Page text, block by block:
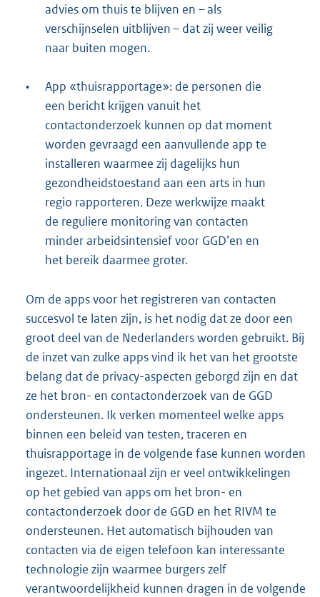
advies om thuis te blijven en – als
verschijnselen uitblijven – dat zij weer veilig
naar buiten mogen.
•
App «thuisrapportage»: de personen die
een bericht krijgen vanuit het
contactonderzoek kunnen op dat moment
worden gevraagd een aanvullende app te
installeren waarmee zij dagelijks hun
gezondheidstoestand aan een arts in hun
regio rapporteren. Deze werkwijze maakt
de reguliere monitoring van contacten
minder arbeidsintensief voor GGD’en en
het bereik daarmee groter.
Om de apps voor het registreren van contacten
succesvol te laten zijn, is het nodig dat ze door een
groot deel van de Nederlanders worden gebruikt. Bij
de inzet van zulke apps vind ik het van het grootste
belang dat de privacy-aspecten geborgd zijn en dat
ze het bron- en contactonderzoek van de GGD
ondersteunen. Ik verken momenteel welke apps
binnen een beleid van testen, traceren en
thuisrapportage in de volgende fase kunnen worden
ingezet. Internationaal zijn er veel ontwikkelingen
op het gebied van apps om het bron- en
contactonderzoek door de GGD en het RIVM te
ondersteunen. Het automatisch bijhouden van
contacten via de eigen telefoon kan interessante
technologie zijn waarmee burgers zelf
verantwoordelijkheid kunnen dragen in de volgende